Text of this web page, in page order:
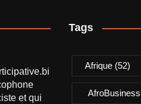
et qui
Tags
Afrique(52)
AfroBusiness